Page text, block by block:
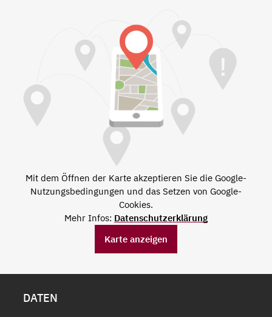
Mit dem Öffnen der Karte akzeptieren Sie die Google-
Nutzungsbedingungen und das Setzen von Google-
Cookies.
Mehr Infos: Datenschutzerklärung
Karte anzeigen
DATEN